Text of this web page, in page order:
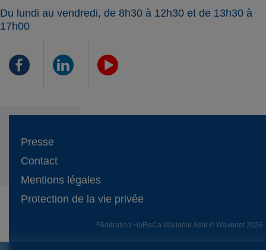
Du lundi au vendredi, de 8h30 à 12h30 et de 13h30 à
17h00
Presse
Contact
Mentions légales
Protection de la vie privée
Fédération HoReCa Wallonie Asbl © Wavenet 2026